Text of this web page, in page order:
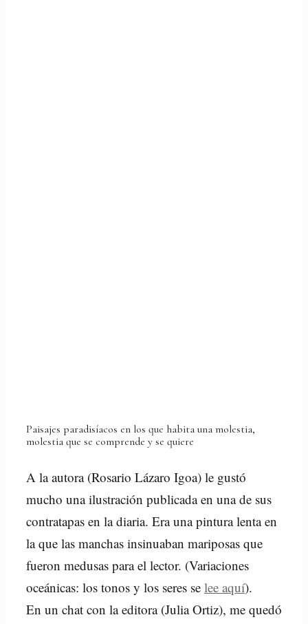
Paisajes paradisíacos en los que habita una molestia,
molestia que se comprende y se quiere
A la autora (Rosario Lázaro Igoa) le gustó
mucho una ilustración publicada en una de sus
contratapas en la diaria. Era una pintura lenta en
la que las manchas insinuaban mariposas que
fueron medusas para el lector. (Variaciones
oceánicas: los tonos y los seres se lee aquí).
En un chat con la editora (Julia Ortiz), me quedó